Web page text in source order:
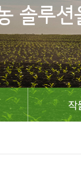
솔루션
작